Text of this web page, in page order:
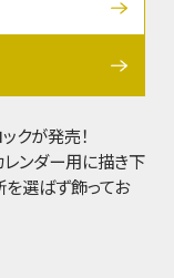
クが発売！
レンダー用に描き下
を選ばず飾ってお